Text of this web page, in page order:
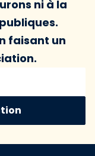
ni à la
faisant un